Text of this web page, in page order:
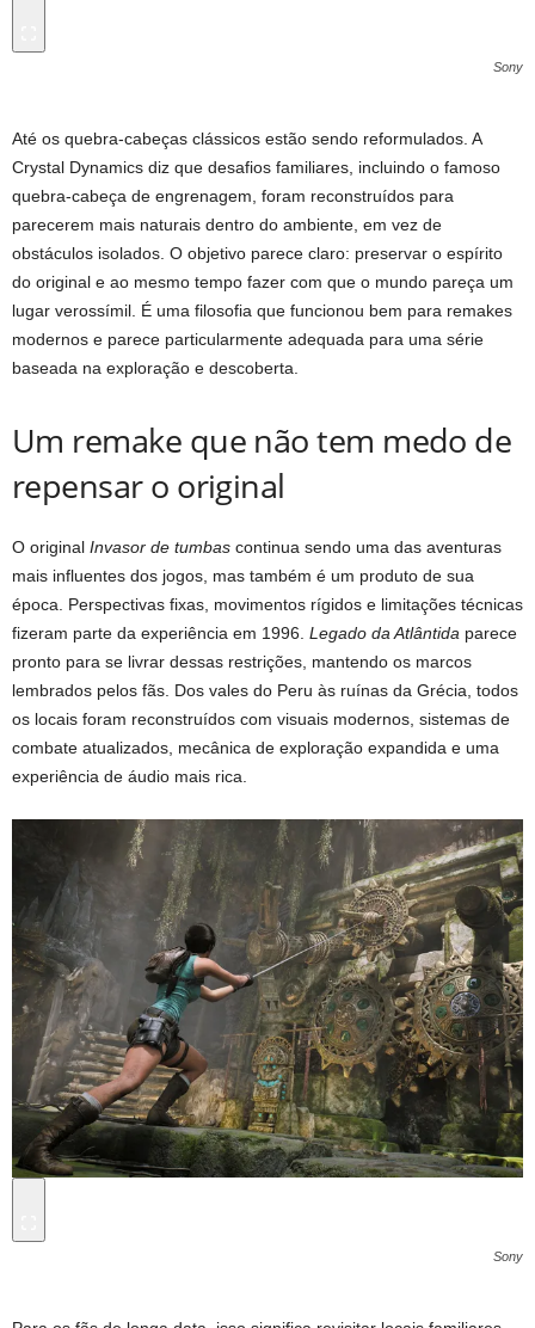
Sony
Até os quebra-cabeças clássicos estão sendo reformulados. A
Crystal Dynamics diz que desafios familiares, incluindo o famoso
quebra-cabeça de engrenagem, foram reconstruídos para
parecerem mais naturais dentro do ambiente, em vez de
obstáculos isolados. O objetivo parece claro: preservar o espírito
do original e ao mesmo tempo fazer com que o mundo pareça um
lugar verossímil. É uma filosofia que funcionou bem para remakes
modernos e parece particularmente adequada para uma série
baseada na exploração e descoberta.
Um remake que não tem medo de
repensar o original
O original Invasor de tumbas continua sendo uma das aventuras
mais influentes dos jogos, mas também é um produto de sua
época. Perspectivas fixas, movimentos rígidos e limitações técnicas
fizeram parte da experiência em 1996. Legado da Atlântida parece
pronto para se livrar dessas restrições, mantendo os marcos
lembrados pelos fãs. Dos vales do Peru às ruínas da Grécia, todos
os locais foram reconstruídos com visuais modernos, sistemas de
combate atualizados, mecânica de exploração expandida e uma
experiência de áudio mais rica.
Sony